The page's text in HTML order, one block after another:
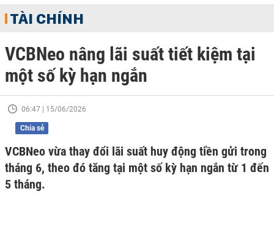
TÀI CHÍNH
VCBNeo nâng lãi suất tiết kiệm tại
một số kỳ hạn ngắn
06:47 | 15/06/2026
Chia sẻ
VCBNeo vừa thay đổi lãi suất huy động tiền gửi trong
tháng 6, theo đó tăng tại một số kỳ hạn ngắn từ 1 đến
5 tháng.